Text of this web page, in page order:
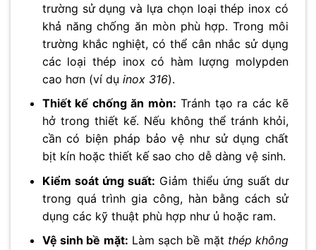
trường sử dụng và lựa chọn loại thép inox có
khả năng chống ăn mòn phù hợp. Trong môi
trường khắc nghiệt, có thể cân nhắc sử dụng
các loại thép inox có hàm lượng molypden
cao hơn (ví dụ inox 316).
Thiết kế chống ăn mòn: Tránh tạo ra các kẽ
hở trong thiết kế. Nếu không thể tránh khỏi,
cần có biện pháp bảo vệ như sử dụng chất
bịt kín hoặc thiết kế sao cho dễ dàng vệ sinh.
Kiểm soát ứng suất: Giảm thiểu ứng suất dư
trong quá trình gia công, hàn bằng cách sử
dụng các kỹ thuật phù hợp như ủ hoặc ram.
Vệ sinh bề mặt: Làm sạch bề mặt thép không